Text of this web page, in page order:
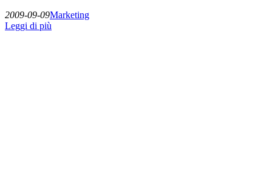
2009-09-09Marketing
Leggi di più